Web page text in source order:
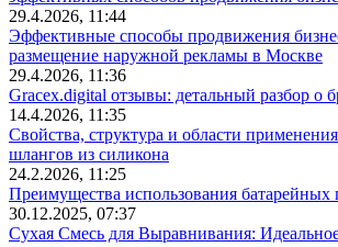
29.4.2026, 11:44
Эффективные способы продвижения
размещение наружной рекламы в Москве
29.4.2026, 11:36
Gracex.digital отзывы: детальный разбор о
14.4.2026, 11:35
Свойства, структура и области
шлангов из силикона
24.2.2026, 11:25
Преимущества использования батарейных
30.12.2025, 07:37
Сухая Смесь для Выравнивания: